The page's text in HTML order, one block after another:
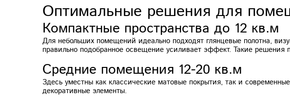
Оптимальные решения для
Компактные пространства до 12 кв.м
Для небольших помещений идеально подходят глянцевые полотна,
правильно подобранное освещение усиливает эффект. Такие решения
Средние помещения 12-20 кв.м
Здесь уместны как классические матовые покрытия, так и
декоративные элементы.